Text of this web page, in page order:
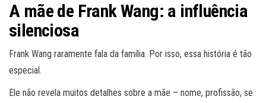
A mãe de Frank Wang: a influência
silenciosa
Frank Wang raramente fala da família. Por isso, essa história é tão
especial.
Ele não revela muitos detalhes sobre a mãe – nome, profissão, se